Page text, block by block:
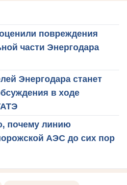
повреждения
части Энергодара
Энергодара станет
в ходе
почему линию
АЭС до сих пор